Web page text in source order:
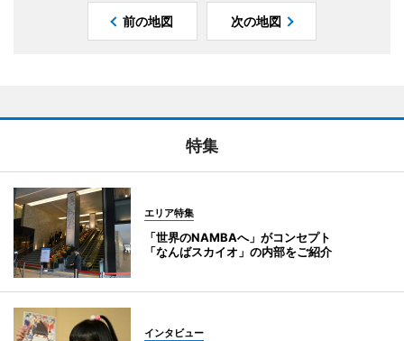
前の地図 次の地図
特集
エリア特集
「世界のNAMBAへ」がコンセプト
「なんばスカイオ」の内部をご紹介
インタビュー